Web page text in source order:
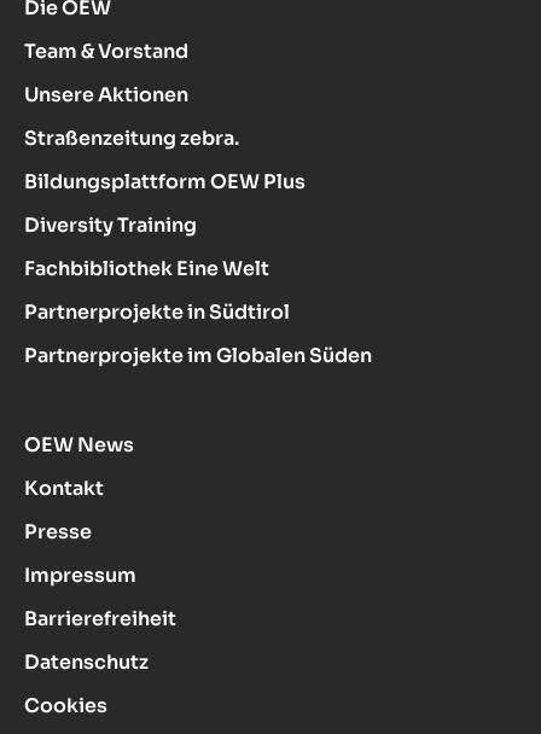
Die OEW
Team & Vorstand
Unsere Aktionen
Straßenzeitung zebra.
Bildungsplattform OEW Plus
Diversity Training
Fachbibliothek Eine Welt
Partnerprojekte in Südtirol
Partnerprojekte im Globalen Süden
OEW News
Kontakt
Presse
Impressum
Barrierefreiheit
Datenschutz
Cookies